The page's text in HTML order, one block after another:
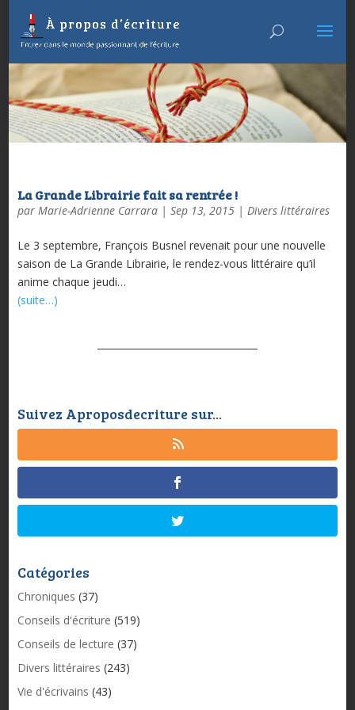
La Grande Librairie fait sa rentrée !
par Marie-Adrienne Carrara| Sep 13, 2015| Divers littéraires
Le 3 septembre, François Busnel revenait pour une nouvelle
saison de La Grande Librairie, le rendez-vous littéraire qu’il
anime chaque jeudi…
(suite…)
Suivez Aproposdecriture sur...
Catégories
Chroniques (37)
Conseils d'écriture (519)
Conseils de lecture (37)
Divers littéraires (243)
Vie d'écrivains (43)